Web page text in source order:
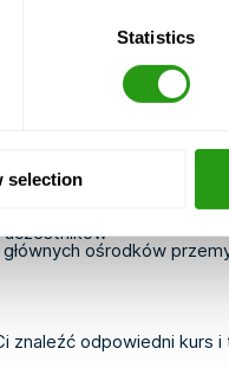
Statistics
selection
bogate
kurs GWO, czy
uczestników
ośrodków
znaleźć odpowiedni